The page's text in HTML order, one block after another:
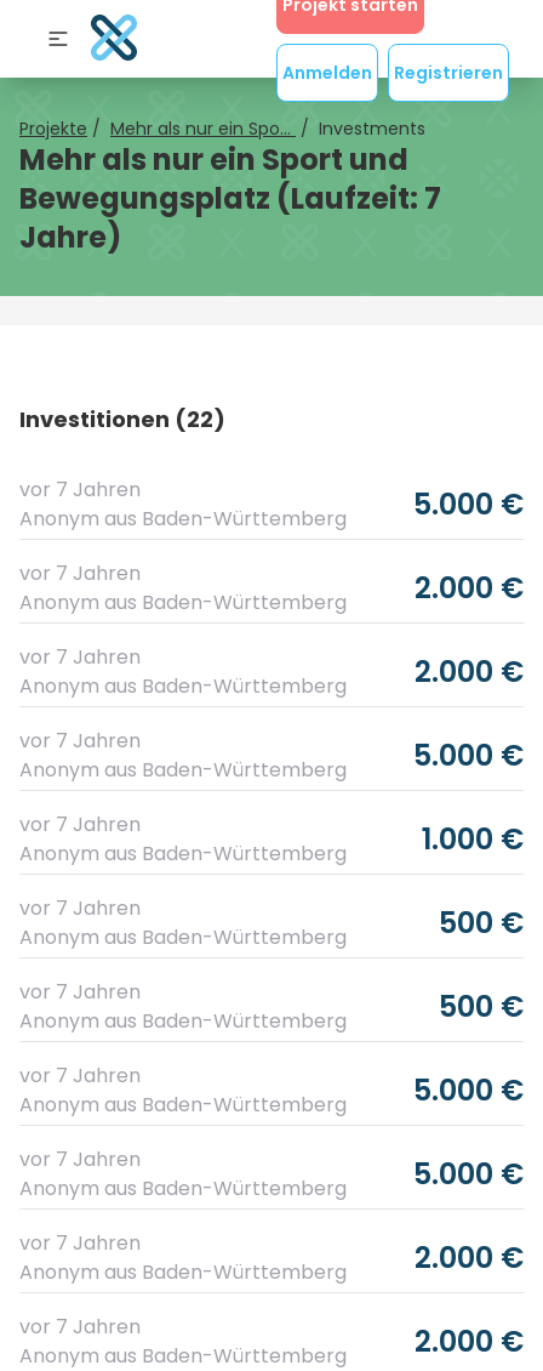
Projekt starten
Anmelden Registrieren
Projekte / Mehr als nur ein Spo... / Investments
Mehr als nur ein Sport und
Bewegungsplatz (Laufzeit: 7
Jahre)
Investitionen (22)
vor 7 Jahren
Anonym aus Baden-Württemberg 5.000 €
vor 7 Jahren
Anonym aus Baden-Württemberg 2.000 €
vor 7 Jahren
Anonym aus Baden-Württemberg 2.000 €
vor 7 Jahren
Anonym aus Baden-Württemberg 5.000 €
vor 7 Jahren
Anonym aus Baden-Württemberg 1.000 €
vor 7 Jahren
Anonym aus Baden-Württemberg 500 €
vor 7 Jahren
Anonym aus Baden-Württemberg 500 €
vor 7 Jahren
Anonym aus Baden-Württemberg 5.000 €
vor 7 Jahren
Anonym aus Baden-Württemberg 5.000 €
vor 7 Jahren
Anonym aus Baden-Württemberg 2.000 €
vor 7 Jahren
Anonym aus Baden-Württemberg 2.000 €